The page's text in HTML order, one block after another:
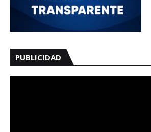
PUBLICIDAD